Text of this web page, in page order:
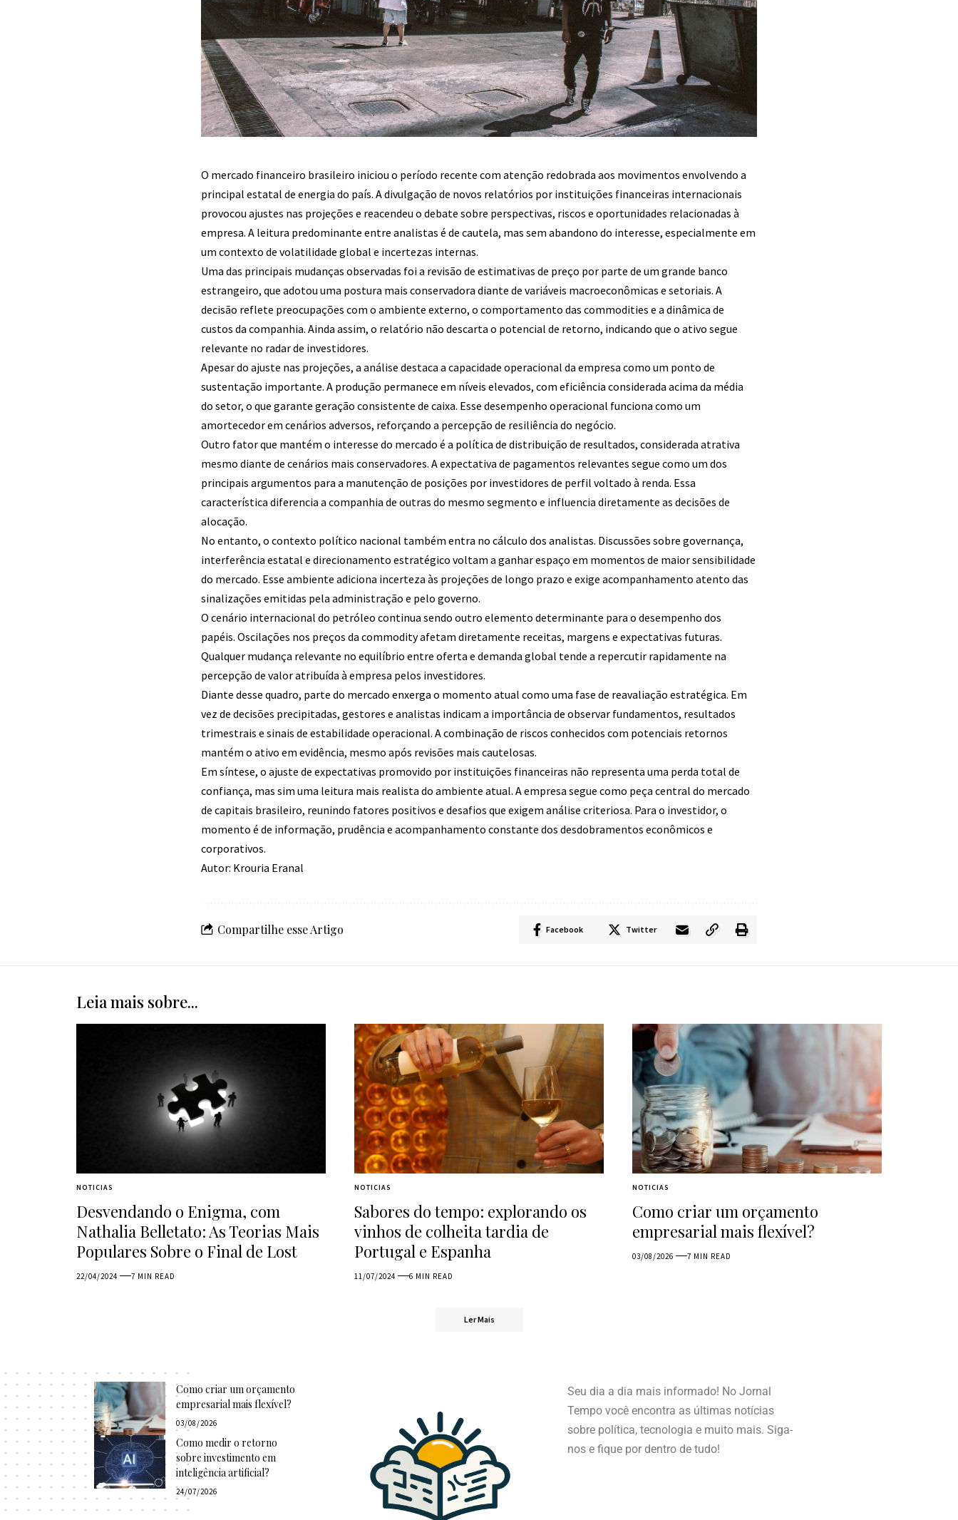
O mercado financeiro brasileiro iniciou o período recente com atenção redobrada aos movimentos envolvendo a
principal estatal de energia do país. A divulgação de novos relatórios por instituições financeiras internacionais
provocou ajustes nas projeções e reacendeu o debate sobre perspectivas, riscos e oportunidades relacionadas à
empresa. A leitura predominante entre analistas é de cautela, mas sem abandono do interesse, especialmente em
um contexto de volatilidade global e incertezas internas.
Uma das principais mudanças observadas foi a revisão de estimativas de preço por parte de um grande banco
estrangeiro, que adotou uma postura mais conservadora diante de variáveis macroeconômicas e setoriais. A
decisão reflete preocupações com o ambiente externo, o comportamento das commodities e a dinâmica de
custos da companhia. Ainda assim, o relatório não descarta o potencial de retorno, indicando que o ativo segue
relevante no radar de investidores.
Apesar do ajuste nas projeções, a análise destaca a capacidade operacional da empresa como um ponto de
sustentação importante. A produção permanece em níveis elevados, com eficiência considerada acima da média
do setor, o que garante geração consistente de caixa. Esse desempenho operacional funciona como um
amortecedor em cenários adversos, reforçando a percepção de resiliência do negócio.
Outro fator que mantém o interesse do mercado é a política de distribuição de resultados, considerada atrativa
mesmo diante de cenários mais conservadores. A expectativa de pagamentos relevantes segue como um dos
principais argumentos para a manutenção de posições por investidores de perfil voltado à renda. Essa
característica diferencia a companhia de outras do mesmo segmento e influencia diretamente as decisões de
alocação.
No entanto, o contexto político nacional também entra no cálculo dos analistas. Discussões sobre governança,
interferência estatal e direcionamento estratégico voltam a ganhar espaço em momentos de maior sensibilidade
do mercado. Esse ambiente adiciona incerteza às projeções de longo prazo e exige acompanhamento atento das
sinalizações emitidas pela administração e pelo governo.
O cenário internacional do petróleo continua sendo outro elemento determinante para o desempenho dos
papéis. Oscilações nos preços da commodity afetam diretamente receitas, margens e expectativas futuras.
Qualquer mudança relevante no equilíbrio entre oferta e demanda global tende a repercutir rapidamente na
percepção de valor atribuída à empresa pelos investidores.
Diante desse quadro, parte do mercado enxerga o momento atual como uma fase de reavaliação estratégica. Em
vez de decisões precipitadas, gestores e analistas indicam a importância de observar fundamentos, resultados
trimestrais e sinais de estabilidade operacional. A combinação de riscos conhecidos com potenciais retornos
mantém o ativo em evidência, mesmo após revisões mais cautelosas.
Em síntese, o ajuste de expectativas promovido por instituições financeiras não representa uma perda total de
confiança, mas sim uma leitura mais realista do ambiente atual. A empresa segue como peça central do mercado
de capitais brasileiro, reunindo fatores positivos e desafios que exigem análise criteriosa. Para o investidor, o
momento é de informação, prudência e acompanhamento constante dos desdobramentos econômicos e
corporativos.
Autor: Krouria Eranal
Compartilhe esse Artigo Facebook Twitter
Leia mais sobre...
NOTICIAS
Desvendando o Enigma, com
Nathalia Belletato: As Teorias Mais
Populares Sobre o Final de Lost
22/04/2024 7 MIN READ
NOTICIAS
Sabores do tempo: explorando os
vinhos de colheita tardia de
Portugal e Espanha
11/07/2024 6 MIN READ
NOTICIAS
Como criar um orçamento
empresarial mais flexível?
03/08/2026 7 MIN READ
Ler Mais
Como criar um orçamento
empresarial mais flexível?
03/08/2026
Como medir o retorno
sobre investimento em
inteligência artificial?
24/07/2026
Seu dia a dia mais informado! No Jornal
Tempo você encontra as últimas notícias
sobre política, tecnologia e muito mais. Siga-
nos e fique por dentro de tudo!